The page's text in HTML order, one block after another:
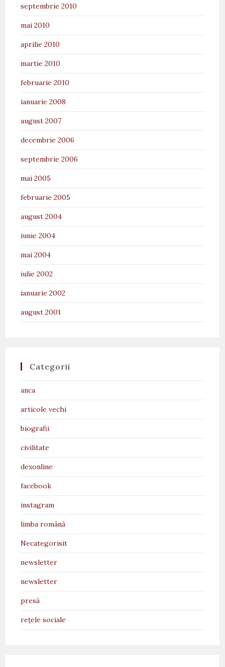
septembrie 2010
mai 2010
aprilie 2010
martie 2010
februarie 2010
ianuarie 2008
august 2007
decembrie 2006
septembrie 2006
mai 2005
februarie 2005
august 2004
iunie 2004
mai 2004
iulie 2002
ianuarie 2002
august 2001
Categorii
anca
articole vechi
biografii
civilitate
dexonline
facebook
instagram
limba română
Necategorisit
newsletter
newsletter
presă
rețele sociale